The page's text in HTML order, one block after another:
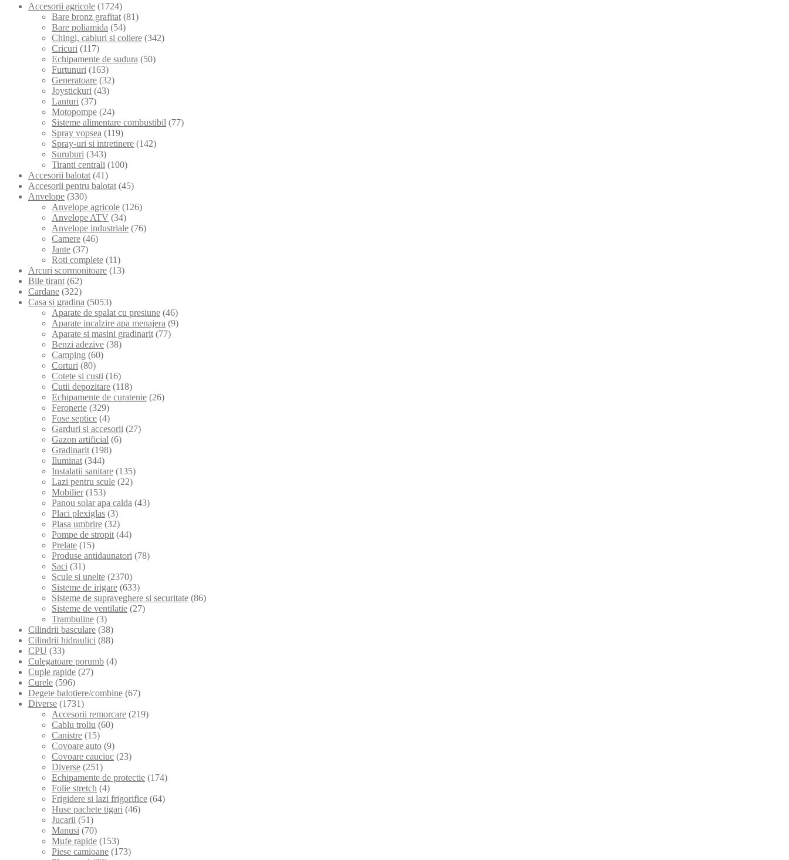
Accesorii agricole (1724)
Bare bronz grafitat (81)
Bare poliamida (54)
Chingi, cabluri si coliere (342)
Cricuri (117)
Echipamente de sudura (50)
Furtunuri (163)
Generatoare (32)
Joystickuri (43)
Lanturi (37)
Motopompe (24)
Sisteme alimentare combustibil (77)
Spray vopsea (119)
Spray-uri si intretinere (142)
Suruburi (343)
Tiranti centrali (100)
Accesorii balotat (41)
Accesorii pentru balotat (45)
Anvelope (330)
Anvelope agricole (126)
Anvelope ATV (34)
Anvelope industriale (76)
Camere (46)
Jante (37)
Roti complete (11)
Arcuri scormonitoare (13)
Bile tirant (62)
Cardane (322)
Casa si gradina (5053)
Aparate de spalat cu presiune (46)
Aparate incalzire apa menajera (9)
Aparate si masini gradinarit (77)
Benzi adezive (38)
Camping (60)
Corturi (80)
Cotete si custi (16)
Cutii depozitare (118)
Echipamente de curatenie (26)
Feronerie (329)
Fose septice (4)
Garduri si accesorii (27)
Gazon artificial (6)
Gradinarit (198)
Iluminat (344)
Instalatii sanitare (135)
Lazi pentru scule (22)
Mobilier (153)
Panou solar apa calda (43)
Placi plexiglas (3)
Plasa umbrire (32)
Pompe de stropit (44)
Prelate (15)
Produse antidaunatori (78)
Saci (31)
Scule si unelte (2370)
Sisteme de irigare (633)
Sisteme de supraveghere si securitate (86)
Sisteme de ventilatie (27)
Trambuline (3)
Cilindrii basculare (38)
Cilindrii hidraulici (88)
CPU (33)
Culegatoare porumb (4)
Cuple rapide (27)
Curele (596)
Degete balotiere/combine (67)
Diverse (1731)
Accesorii remorcare (219)
Cablu troliu (60)
Canistre (15)
Covoare auto (9)
Covoare cauciuc (23)
Diverse (251)
Echipamente de protectie (174)
Folie stretch (4)
Frigidere si lazi frigorifice (64)
Huse pachete tigari (46)
Jucarii (51)
Manusi (70)
Mufe rapide (153)
Piese camioane (173)